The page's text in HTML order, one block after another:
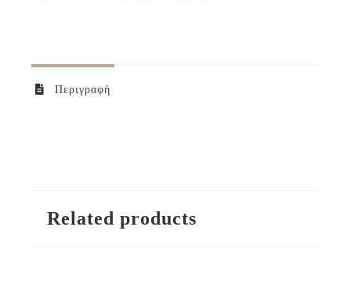
Περιγραφή
Related products